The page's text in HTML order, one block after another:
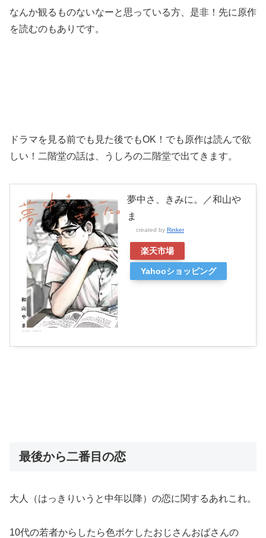
なんか観るものないなーと思っている方、是非！先に原作
を読むのもありです。
ドラマを見る前でも見た後でもOK！でも原作は読んで欲
しい！二階堂の話は、うしろの二階堂で出てきます。
夢中さ、きみに。／和山や
ま
created by Rinker
楽天市場
Yahooショッピング
最後から二番目の恋
大人（はっきりいうと中年以降）の恋に関するあれこれ。
10代の若者からしたら色ボケしたおじさんおばさんの